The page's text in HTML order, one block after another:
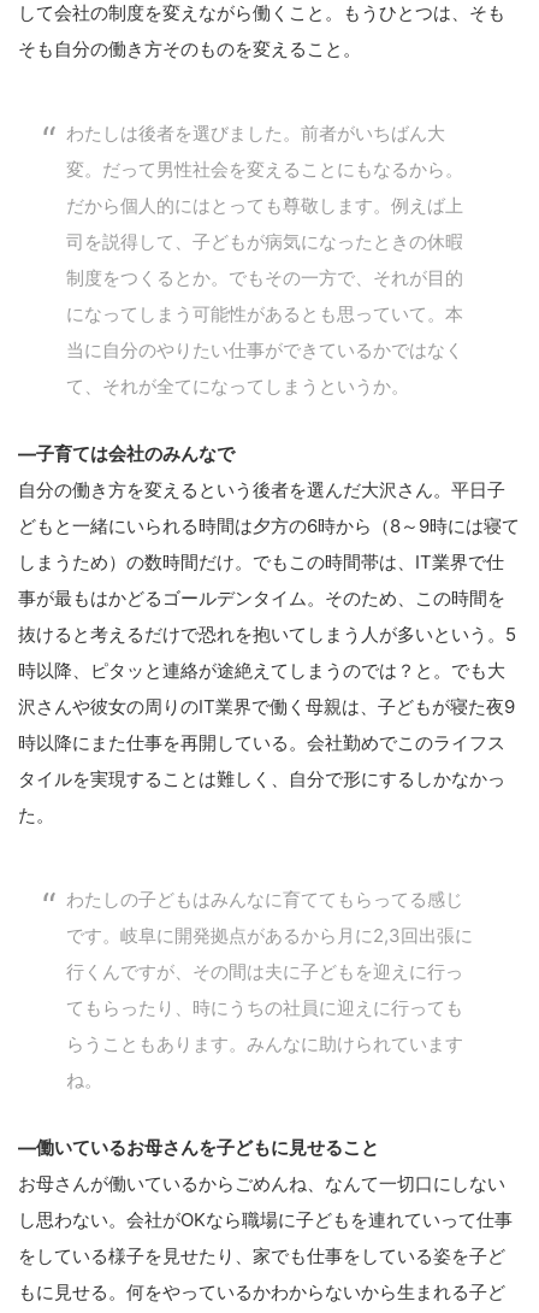
して会社の制度を変えながら働くこと。もうひとつは、そも
そも自分の働き方そのものを変えること。
わたしは後者を選びました。前者がいちばん大
変。だって男性社会を変えることにもなるから。
だから個人的にはとっても尊敬します。例えば上
司を説得して、子どもが病気になったときの休暇
制度をつくるとか。でもその一方で、それが目的
になってしまう可能性があるとも思っていて。本
当に自分のやりたい仕事ができているかではなく
て、それが全てになってしまうというか。
—子育ては会社のみんなで
自分の働き方を変えるという後者を選んだ大沢さん。平日子
どもと一緒にいられる時間は夕方の6時から（8～9時には寝て
しまうため）の数時間だけ。でもこの時間帯は、IT業界で仕
事が最もはかどるゴールデンタイム。そのため、この時間を
抜けると考えるだけで恐れを抱いてしまう人が多いという。5
時以降、ピタッと連絡が途絶えてしまうのでは？と。でも大
沢さんや彼女の周りのIT業界で働く母親は、子どもが寝た夜9
時以降にまた仕事を再開している。会社勤めでこのライフス
タイルを実現することは難しく、自分で形にするしかなかっ
た。
わたしの子どもはみんなに育ててもらってる感じ
です。岐阜に開発拠点があるから月に2,3回出張に
行くんですが、その間は夫に子どもを迎えに行っ
てもらったり、時にうちの社員に迎えに行っても
らうこともあります。みんなに助けられています
ね。
—働いているお母さんを子どもに見せること
お母さんが働いているからごめんね、なんて一切口にしない
し思わない。会社がOKなら職場に子どもを連れていって仕事
をしている様子を見せたり、家でも仕事をしている姿を子ど
もに見せる。何をやっているかわからないから生まれる子ど